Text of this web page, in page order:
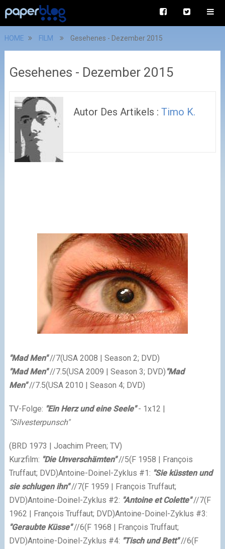
HOME FILM Gesehenes - Dezember 2015
Gesehenes - Dezember 2015
Autor Des Artikels :Timo K.
"Mad Men"//7(USA 2008 | Season 2; DVD)
"Mad Men"//7.5(USA 2009 | Season 3; DVD)"Mad
Men"//7.5(USA 2010 | Season 4; DVD)
TV-Folge: "Ein Herz und eine Seele"- 1x12 |
"Silvesterpunsch"
(BRD 1973 | Joachim Preen; TV)
Kurzfilm: "Die Unverschämten"//5(F 1958 | François
Truffaut; DVD)Antoine-Doinel-Zyklus #1: "Sie küssten und
sie schlugen ihn"//7(F 1959 | François Truffaut;
DVD)Antoine-Doinel-Zyklus #2: "Antoine et Colette"//7(F
1962 | François Truffaut; DVD)Antoine-Doinel-Zyklus #3:
"Geraubte Küsse"//6(F 1968 | François Truffaut;
DVD)Antoine-Doinel-Zyklus #4: "Tisch und Bett"//6(F